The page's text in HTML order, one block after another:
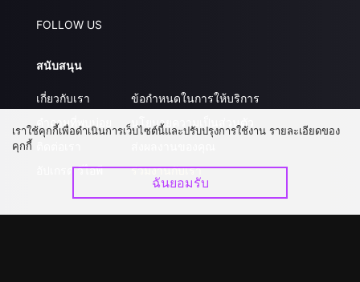
FOLLOW US
สนับสนุน
เกี่ยวกับเรา
คำถามที่พบบ่อย
อัปเกรด วีไอพี
ข้อกำหนดในการให้บริการ
นโยบายความเป็นส่วนตัว
ร่วมงานกับเรา
เราใช้คุกกี้เพื่อดำเนินการเว็บไซต์นี้และปรับปรุงการใช้งาน รายละเอียดของ
คุกกี้
ฉันยอมรับ